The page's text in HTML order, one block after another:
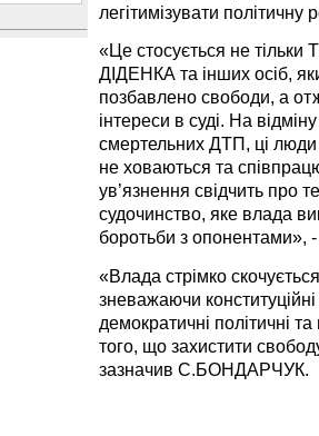
легітимізувати
«Це стосується не
ДІДЕНКА та інших осіб,
позбавлено свободи, а
інтереси в суді. На
смертельних ДТП, ці люди
не ховаються та
ув’язнення свідчить про
судочинство, яке влада
боротьби з опонентами»,
«Влада стрімко
зневажаючи
демократичні політичні
того, що захистити
зазначив С.БОНДАРЧУК.